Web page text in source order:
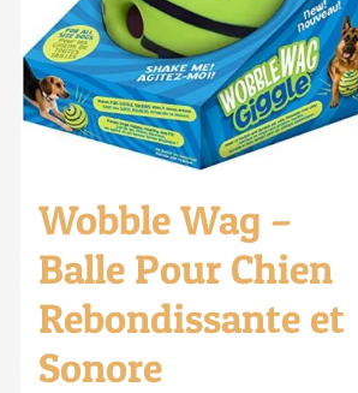
Wobble Wag –
Balle Pour Chien
Rebondissante et
Sonore